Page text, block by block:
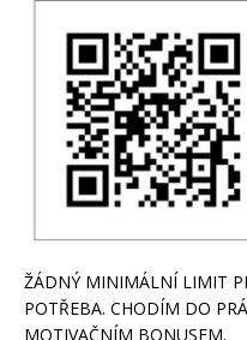
ŽÁDNÝ MINIMÁLNÍ LIMIT
POTŘEBA. CHODÍM DO
MOTIVAČNÍM BONUSEM.